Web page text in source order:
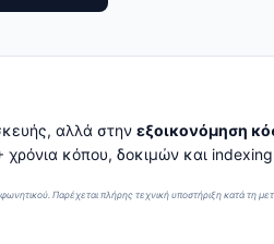
αλλά στην εξοικονόμηση
χρόνια κόπου, δοκιμών και
Παρέχεται πλήρης τεχνική υποστήριξη κατά τη